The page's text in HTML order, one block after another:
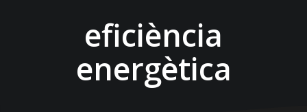
eficiència
energètica